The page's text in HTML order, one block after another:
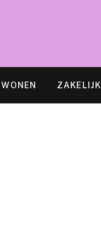
WONEN ZAKELIJK